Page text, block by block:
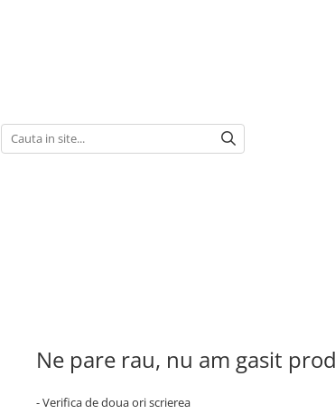
Ne pare rau, nu am gasit
- Verifica de doua ori scrierea